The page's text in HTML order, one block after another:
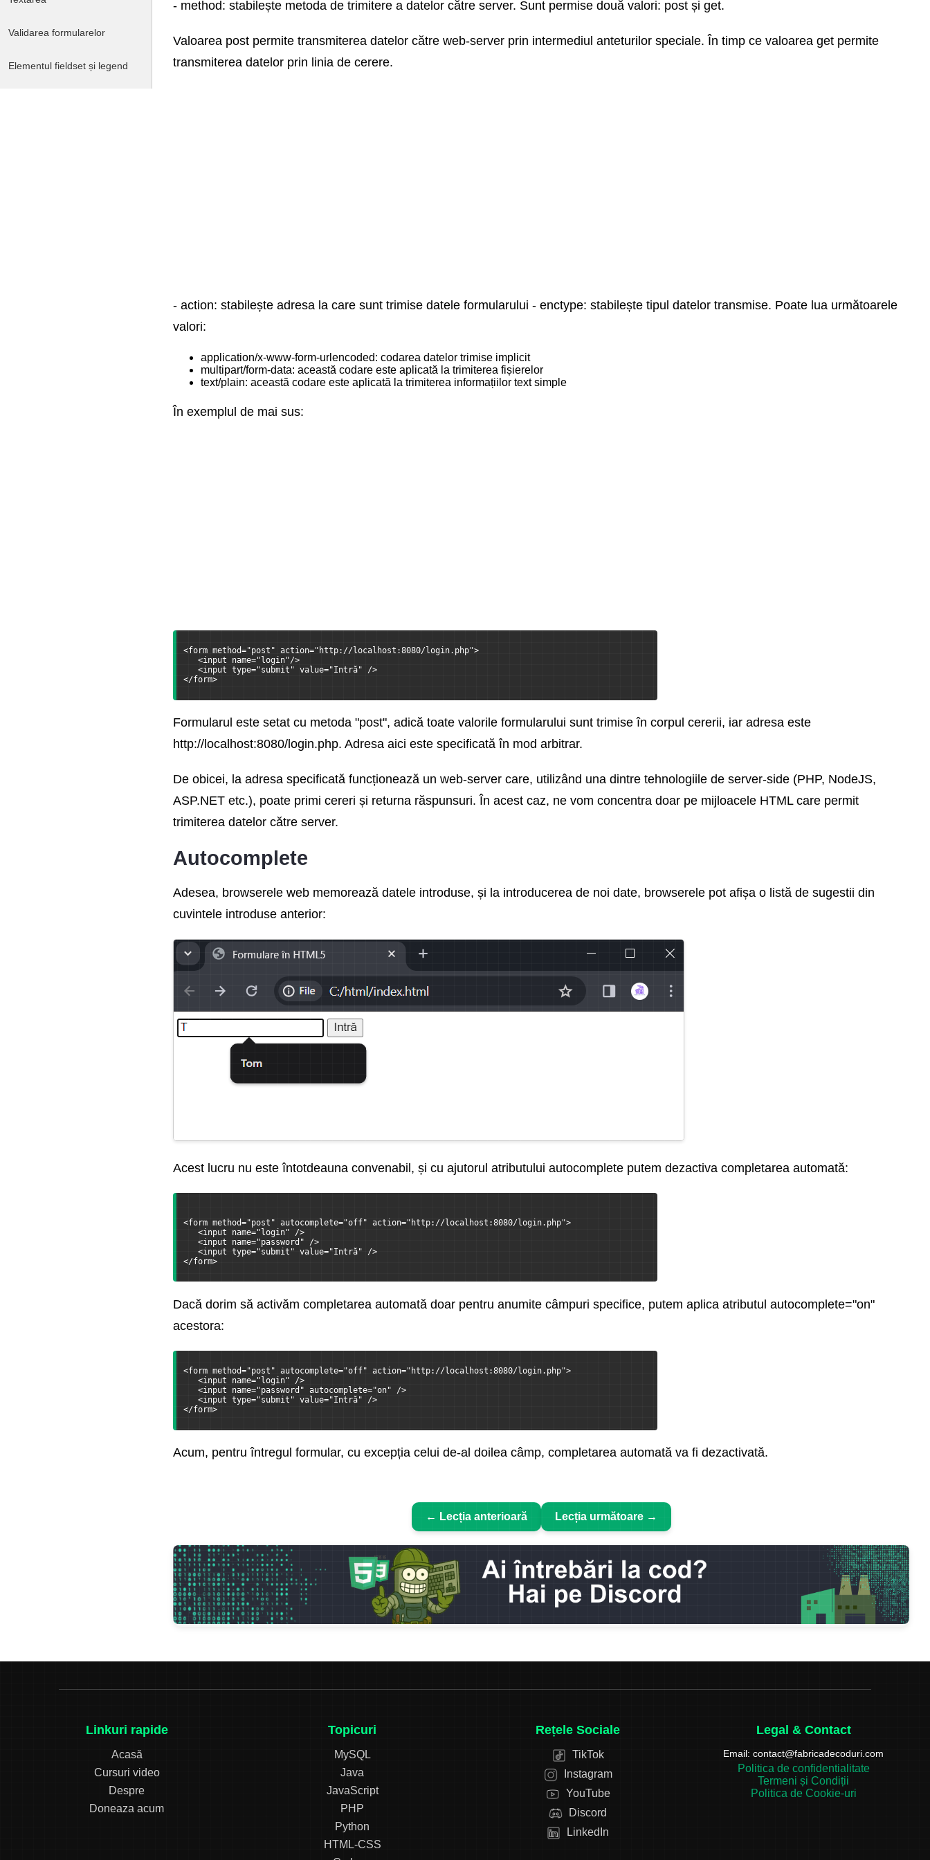
Validarea formularelor
Elementul fieldset și legend
- method: stabilește metoda de trimitere a datelor către server. Sunt permise două valori: post și get.
Valoarea post permite transmiterea datelor către web-server prin intermediul anteturilor speciale. În timp ce valoarea get permite
transmiterea datelor prin linia de cerere.
- action: stabilește adresa la care sunt trimise datele formularului - enctype: stabilește tipul datelor transmise. Poate lua următoarele
valori:
application/x-www-form-urlencoded: codarea datelor trimise implicit
multipart/form-data: această codare este aplicată la trimiterea fișierelor
text/plain: această codare este aplicată la trimiterea informațiilor text simple
În exemplul de mai sus:
<form method="post" action="http://localhost:8080/login.php">
<input name="login"/>
<input type="submit" value="Intră" />
</form>
Formularul este setat cu metoda "post", adică toate valorile formularului sunt trimise în corpul cererii, iar adresa este
http://localhost:8080/login.php. Adresa aici este specificată în mod arbitrar.
De obicei, la adresa specificată funcționează un web-server care, utilizând una dintre tehnologiile de server-side (PHP, NodeJS,
ASP.NET etc.), poate primi cereri și returna răspunsuri. În acest caz, ne vom concentra doar pe mijloacele HTML care permit
trimiterea datelor către server.
Autocomplete
Adesea, browserele web memorează datele introduse, și la introducerea de noi date, browserele pot afișa o listă de sugestii din
cuvintele introduse anterior:
Acest lucru nu este întotdeauna convenabil, și cu ajutorul atributului autocomplete putem dezactiva completarea automată:
<form method="post" autocomplete="off" action="http://localhost:8080/login.php">
<input name="login" />
<input name="password" />
<input type="submit" value="Intră" />
</form>
Dacă dorim să activăm completarea automată doar pentru anumite câmpuri specifice, putem aplica atributul autocomplete="on"
acestora:
<form method="post" autocomplete="off" action="http://localhost:8080/login.php">
<input name="login" />
<input name="password" autocomplete="on" />
<input type="submit" value="Intră" />
</form>
Acum, pentru întregul formular, cu excepția celui de-al doilea câmp, completarea automată va fi dezactivată.
← Lecția anterioară Lecția următoare →
Linkuri rapide
Acasă
Cursuri video
Despre
Doneaza acum
Topicuri
MySQL
Java
JavaScript
PHP
Python
HTML-CSS
Rețele Sociale
TikTok
Instagram
YouTube
Discord
LinkedIn
Legal & Contact
Email: contact@fabricadecoduri.com
Politica de confidentialitate
Termeni și Condiții
Politica de Cookie-uri